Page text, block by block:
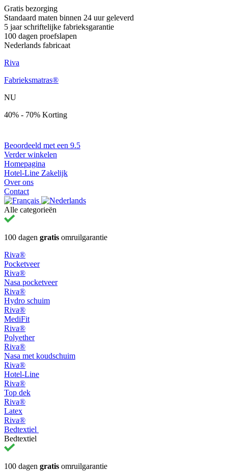
Gratis bezorging
Standaard maten binnen 24 uur geleverd
5 jaar schriftelijke fabrieksgarantie
100 dagen proefslapen
Nederlands fabricaat
Riva
Fabrieksmatras®
NU
40% - 70% Korting
Beoordeeld met een 9.5
Verder winkelen
Homepagina
Hotel-Line Zakelijk
Over ons
Contact
Alle categorieën
100 dagen gratis omruilgarantie
Riva®
Pocketveer
Riva®
Nasa pocketveer
Riva®
Hydro schuim
Riva®
MediFit
Riva®
Polyether
Riva®
Nasa met koudschuim
Riva®
Hotel-Line
Riva®
Top dek
Riva®
Latex
Riva®
Bedtextiel
Bedtextiel
100 dagen gratis omruilgarantie